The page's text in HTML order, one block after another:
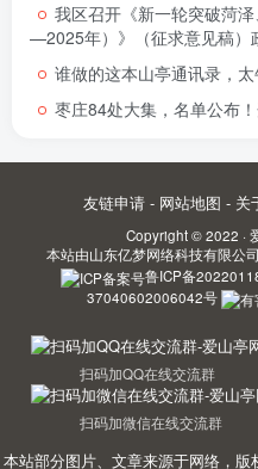
我区召开《新一轮突破菏
—2025年）》（征求意见稿）
谁做的这本山亭通讯录，
枣庄84处大集，名单公布
友链申请 - 网站地图 - 关
Copyright © 2022 ·
本站由山东亿梦网络科技有限公司
鲁ICP备
37040602006042号
扫码加QQ在线交流群
扫码加微信在线交流群
本站部分图片、文章来源于网络，